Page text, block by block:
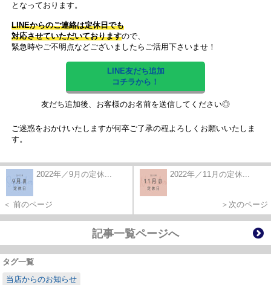
となっております。
LINEからのご連絡は定休日でも
対応させていただいておりますので、
緊急時やご不明点などございましたらご活用下さいませ！
LINE友だち追加
コチラから！
友だち追加後、お客様のお名前を送信してください◎
ご迷惑をおかけいたしますが何卒ご了承の程よろしくお願いいたしま
す。
2022年／9月の定休...
＜ 前のページ
2022年／11月の定休...
＞次のページ
記事一覧ページへ
タグ一覧
当店からのお知らせ